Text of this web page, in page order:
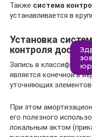
Также система
устанавливается в
Установка
контроля доступа
Запись в
является конечной в
уточняющих элементов.
При этом
его полезного
локальным актом